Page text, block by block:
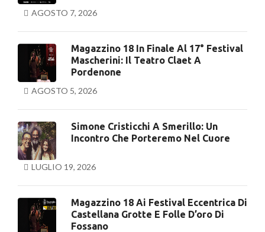
AGOSTO 7, 2026
Magazzino 18 In Finale Al 17° Festival
Mascherini: Il Teatro Claet A
Pordenone
AGOSTO 5, 2026
Simone Cristicchi A Smerillo: Un
Incontro Che Porteremo Nel Cuore
LUGLIO 19, 2026
Magazzino 18 Ai Festival Eccentrica Di
Castellana Grotte E Folle D’oro Di
Fossano